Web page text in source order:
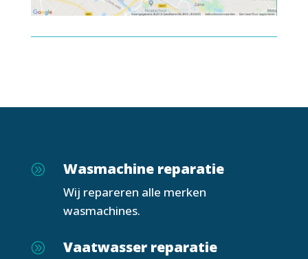
A Wasmachine reparatie
Wij repareren alle merken
wasmachines.
A Vaatwasser reparatie